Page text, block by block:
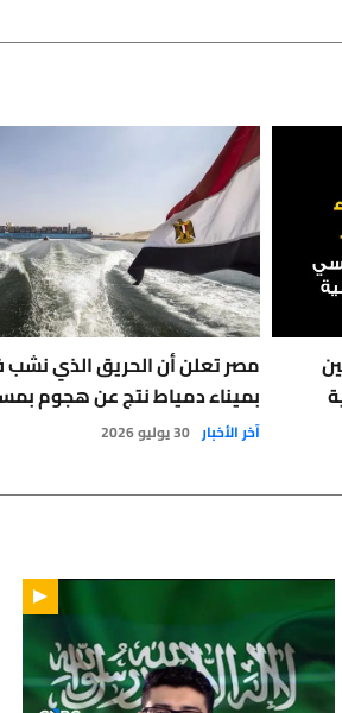
مصر تعلن أن الحريق الذي
بميناء دمياط نتج عن هجوم
آخر الأخبار 30 يوليو 2026